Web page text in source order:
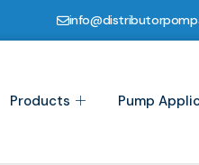
Products Pump